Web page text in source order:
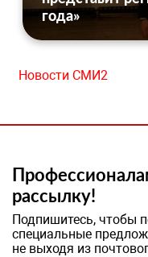
года»
Новости СМИ2
рассылку!
Подпишитесь, чтобы
специальные
не выходя из